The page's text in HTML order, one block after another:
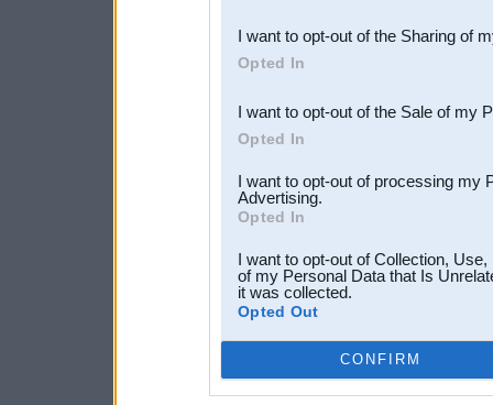
Downstream Participants
third parties.
I want to opt-out of the Sharing of
Opted In
I want to opt-out of the Sale of my
Opted In
I want to opt-out of processing my
Advertising.
Opted In
I want to opt-out of Collection,
of my Personal Data that Is
it was collected.
Opted Out
CONFIRM